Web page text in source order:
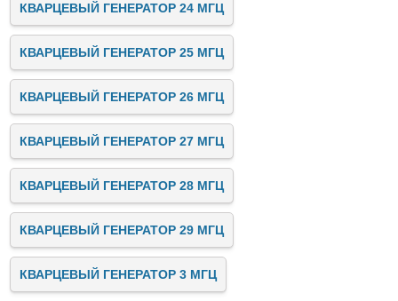
КВАРЦЕВЫЙ ГЕНЕРАТОР 24 МГЦ
КВАРЦЕВЫЙ ГЕНЕРАТОР 25 МГЦ
КВАРЦЕВЫЙ ГЕНЕРАТОР 26 МГЦ
КВАРЦЕВЫЙ ГЕНЕРАТОР 27 МГЦ
КВАРЦЕВЫЙ ГЕНЕРАТОР 28 МГЦ
КВАРЦЕВЫЙ ГЕНЕРАТОР 29 МГЦ
КВАРЦЕВЫЙ ГЕНЕРАТОР 3 МГЦ